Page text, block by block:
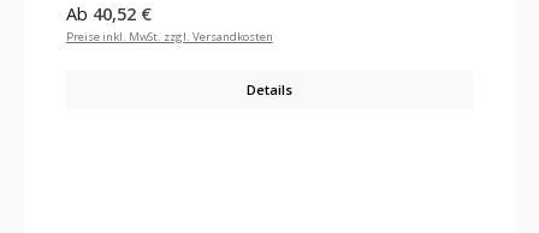
Regulärer Preis:
Ab 40,52 €
Preise inkl. MwSt. zzgl. Versandkosten
Details